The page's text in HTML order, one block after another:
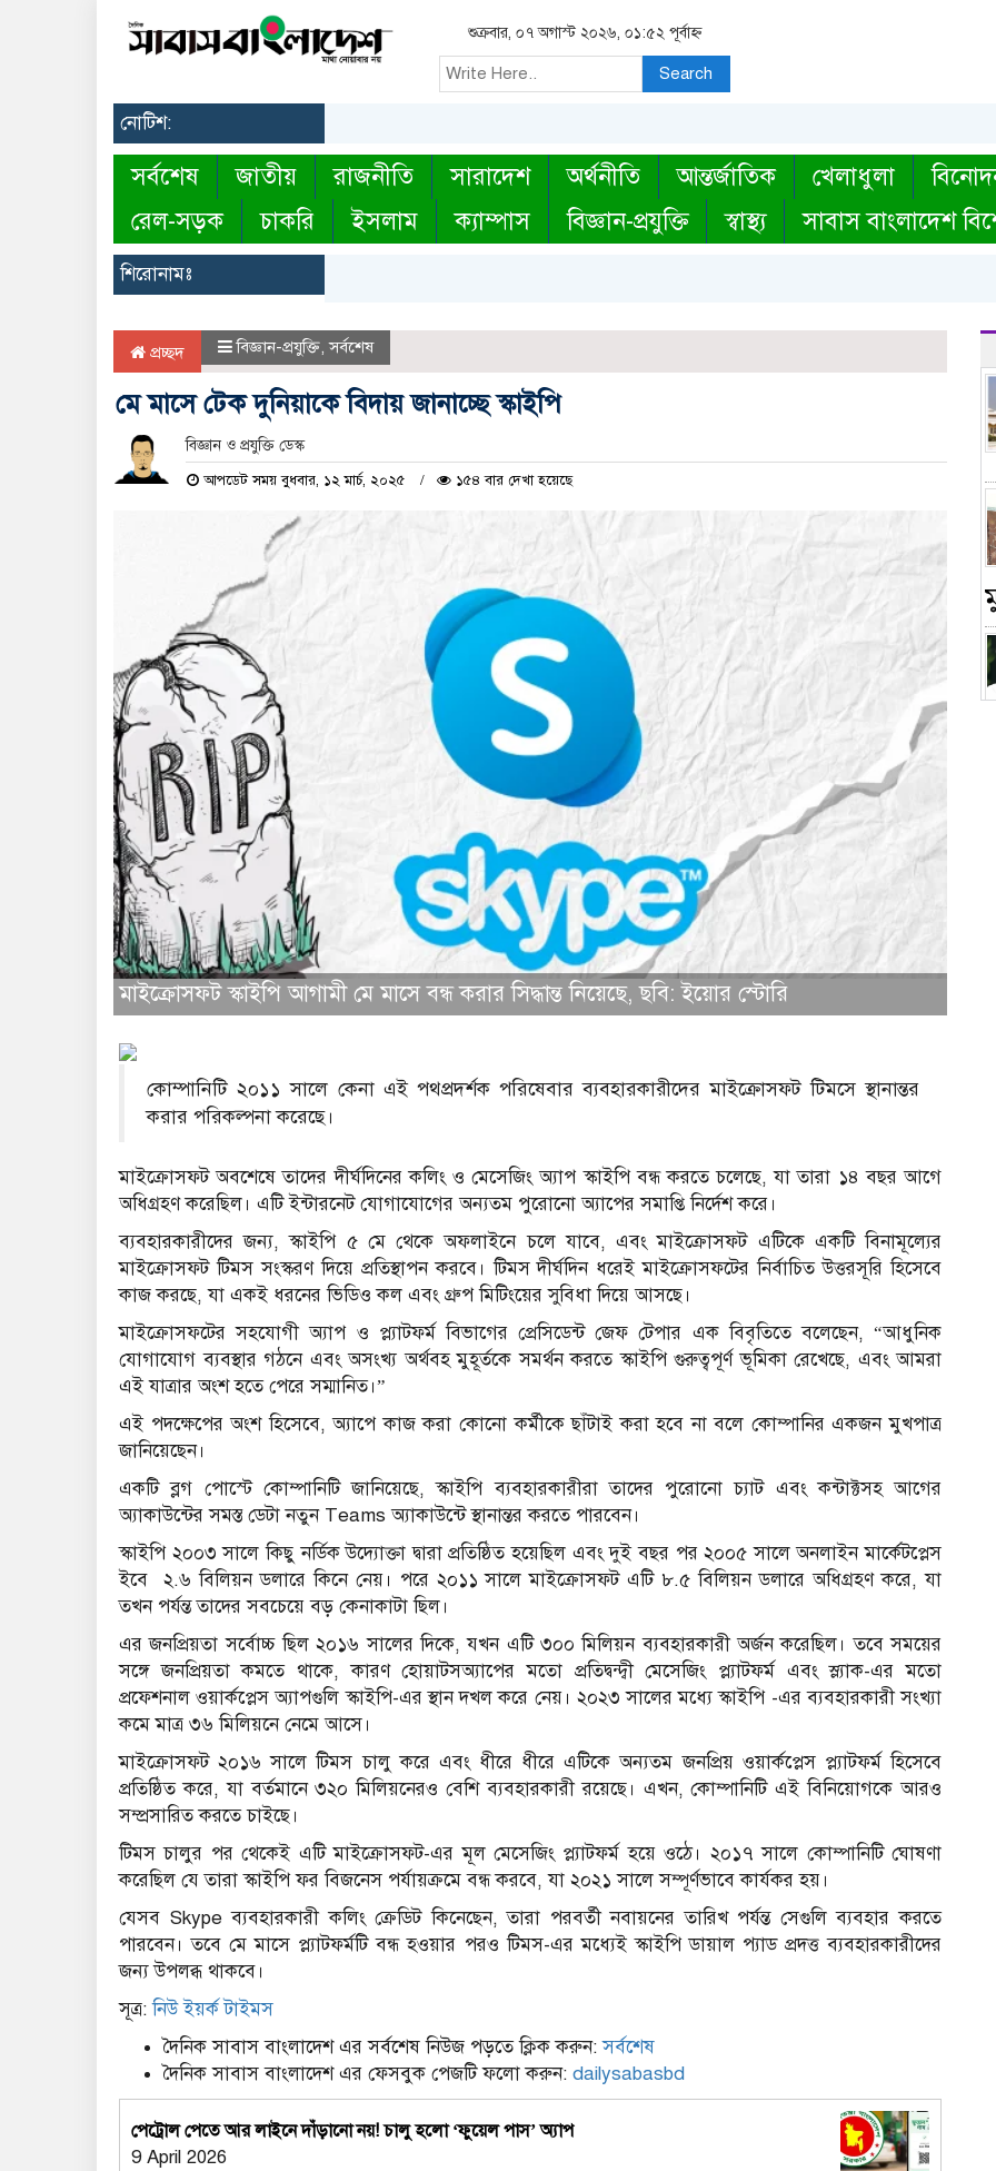
শুক্রবার, ০৭ অগাস্ট ২০২৬, ০১:৫২ পূর্বাহ্ন
Search
নোটিশ:
সর্বশেষ জাতীয় রাজনীতি সারাদেশ অর্থনীতি আন্তর্জাতিক খেলাধুলা
রেল-সড়ক
চাকরি ইসলাম ক্যাম্পাস বিজ্ঞান-প্রযুক্তি স্বাস্থ্য সাবাস বাংলাদেশ
শিরোনামঃ
প্রচ্ছদ বিজ্ঞান-প্রযুক্তি,সর্বশেষ
মে মাসে টেক দুনিয়াকে বিদায় জানাচ্ছে স্কাইপি
বিজ্ঞান ও প্রযুক্তি ডেস্ক
আপডেট সময় বুধবার, ১২ মার্চ, ২০২৫ ১৫৪ বার দেখা হয়েছে
মাইক্রোসফট স্কাইপি আগামী মে মাসে বন্ধ করার সিদ্ধান্ত নিয়েছে, ছবি: ইয়োর স্টোরি
কোম্পানিটি ২০১১ সালে কেনা এই পথপ্রদর্শক পরিষেবার ব্যবহারকারীদের মাইক্রোসফট টিমসে স্থানান্তর
করার পরিকল্পনা করেছে।
মাইক্রোসফট অবশেষে তাদের দীর্ঘদিনের কলিং ও মেসেজিং অ্যাপ স্কাইপি বন্ধ করতে চলেছে, যা তারা ১৪ বছর আগে
অধিগ্রহণ করেছিল। এটি ইন্টারনেট যোগাযোগের অন্যতম পুরোনো অ্যাপের সমাপ্তি নির্দেশ করে।
ব্যবহারকারীদের জন্য, স্কাইপি ৫ মে থেকে অফলাইনে চলে যাবে, এবং মাইক্রোসফট এটিকে একটি বিনামূল্যের
মাইক্রোসফট টিমস সংস্করণ দিয়ে প্রতিস্থাপন করবে। টিমস দীর্ঘদিন ধরেই মাইক্রোসফটের নির্বাচিত উত্তরসূরি হিসেবে
কাজ করছে, যা একই ধরনের ভিডিও কল এবং গ্রুপ মিটিংয়ের সুবিধা দিয়ে আসছে।
মাইক্রোসফটের সহযোগী অ্যাপ ও প্ল্যাটফর্ম বিভাগের প্রেসিডেন্ট জেফ টেপার এক বিবৃতিতে বলেছেন, “আধুনিক
যোগাযোগ ব্যবস্থার গঠনে এবং অসংখ্য অর্থবহ মুহূর্তকে সমর্থন করতে স্কাইপি গুরুত্বপূর্ণ ভূমিকা রেখেছে, এবং আমরা
এই যাত্রার অংশ হতে পেরে সম্মানিত।”
এই পদক্ষেপের অংশ হিসেবে, অ্যাপে কাজ করা কোনো কর্মীকে ছাঁটাই করা হবে না বলে কোম্পানির একজন মুখপাত্র
জানিয়েছেন।
একটি ব্লগ পোস্টে কোম্পানিটি জানিয়েছে, স্কাইপি ব্যবহারকারীরা তাদের পুরোনো চ্যাট এবং কন্টাক্টসহ আগের
অ্যাকাউন্টের সমস্ত ডেটা নতুন Teams অ্যাকাউন্টে স্থানান্তর করতে পারবেন।
স্কাইপি ২০০৩ সালে কিছু নর্ডিক উদ্যোক্তা দ্বারা প্রতিষ্ঠিত হয়েছিল এবং দুই বছর পর ২০০৫ সালে অনলাইন মার্কেটপ্লেস
ইবে ২.৬ বিলিয়ন ডলারে কিনে নেয়। পরে ২০১১ সালে মাইক্রোসফট এটি ৮.৫ বিলিয়ন ডলারে অধিগ্রহণ করে, যা
তখন পর্যন্ত তাদের সবচেয়ে বড় কেনাকাটা ছিল।
এর জনপ্রিয়তা সর্বোচ্চ ছিল ২০১৬ সালের দিকে, যখন এটি ৩০০ মিলিয়ন ব্যবহারকারী অর্জন করেছিল। তবে সময়ের
সঙ্গে জনপ্রিয়তা কমতে থাকে, কারণ হোয়াটসঅ্যাপের মতো প্রতিদ্বন্দ্বী মেসেজিং প্ল্যাটফর্ম এবং স্ল্যাক-এর মতো
প্রফেশনাল ওয়ার্কপ্লেস অ্যাপগুলি স্কাইপি-এর স্থান দখল করে নেয়। ২০২৩ সালের মধ্যে স্কাইপি -এর ব্যবহারকারী সংখ্যা
কমে মাত্র ৩৬ মিলিয়নে নেমে আসে।
মাইক্রোসফট ২০১৬ সালে টিমস চালু করে এবং ধীরে ধীরে এটিকে অন্যতম জনপ্রিয় ওয়ার্কপ্লেস প্ল্যাটফর্ম হিসেবে
প্রতিষ্ঠিত করে, যা বর্তমানে ৩২০ মিলিয়নেরও বেশি ব্যবহারকারী রয়েছে। এখন, কোম্পানিটি এই বিনিয়োগকে আরও
সম্প্রসারিত করতে চাইছে।
টিমস চালুর পর থেকেই এটি মাইক্রোসফট-এর মূল মেসেজিং প্ল্যাটফর্ম হয়ে ওঠে। ২০১৭ সালে কোম্পানিটি ঘোষণা
করেছিল যে তারা স্কাইপি ফর বিজনেস পর্যায়ক্রমে বন্ধ করবে, যা ২০২১ সালে সম্পূর্ণভাবে কার্যকর হয়।
যেসব Skype ব্যবহারকারী কলিং ক্রেডিট কিনেছেন, তারা পরবর্তী নবায়নের তারিখ পর্যন্ত সেগুলি ব্যবহার করতে
পারবেন। তবে মে মাসে প্ল্যাটফর্মটি বন্ধ হওয়ার পরও টিমস-এর মধ্যেই স্কাইপি ডায়াল প্যাড প্রদত্ত ব্যবহারকারীদের
জন্য উপলব্ধ থাকবে।
সূত্র:নিউ ইয়র্ক টাইমস
দৈনিক সাবাস বাংলাদেশ এর সর্বশেষ নিউজ পড়তে ক্লিক করুন:সর্বশেষ
দৈনিক সাবাস বাংলাদেশ এর ফেসবুক পেজটি ফলো করুন: dailysabasbd
পেট্রোল পেতে আর লাইনে দাঁড়ানো নয়! চালু হলো ‘ফুয়েল পাস’ অ্যাপ
9 April 2026